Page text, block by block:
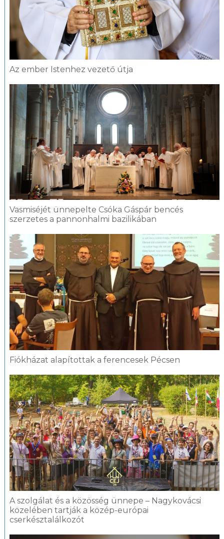
Az ember Istenhez vezető útja
Vasmiséjét ünnepelte Csóka Gáspár bencés
szerzetes a pannonhalmi bazilikában
Fiókházat alapítottak a ferencesek Pécsen
A szolgálat és a közösség ünnepe – Nagykovácsi
közelében tartják a közép-európai
cserkésztalálkozót